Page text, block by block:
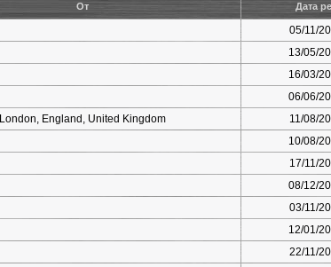
От Дата
05/11/
13/05/
16/03/
06/06/
London, England, United Kingdom 11/08/
10/08/
17/11/
08/12/
03/11/
12/01/
22/11/